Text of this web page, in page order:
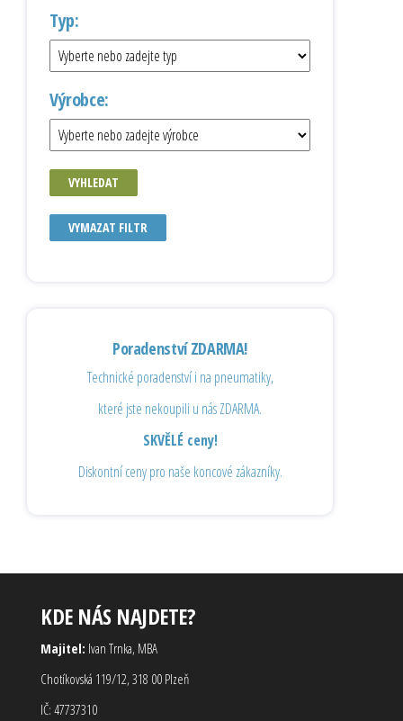
Typ:
Výrobce:
VYHLEDAT
VYMAZAT FILTR
Poradenství ZDARMA!
Technické poradenství i na pneumatiky,
které jste nekoupili u nás ZDARMA.
SKVĚLÉ ceny!
Diskontní ceny pro naše koncové zákazníky.
KDE NÁS NAJDETE?
Majitel: Ivan Trnka, MBA
Chotíkovská 119/12, 318 00 Plzeň
IČ: 47737310